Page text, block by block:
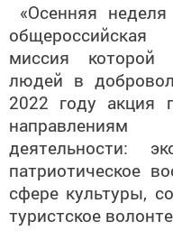
«Осенняя
миссия которой
людей в
2022 году акция
деятельности:
патриотическое
сфере культуры,
туристское